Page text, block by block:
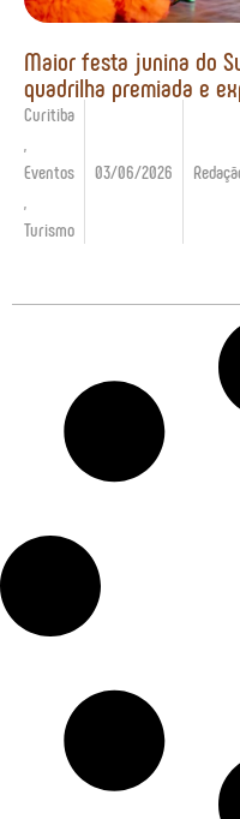
Maior festa junina do
quadrilha premiada e
Curitiba
Eventos
Turismo
03/06/2026